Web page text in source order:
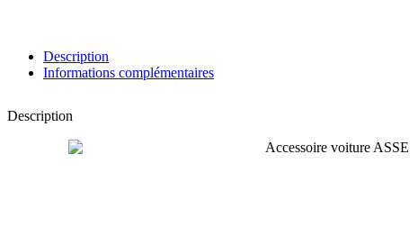
Description
Informations complémentaires
Description